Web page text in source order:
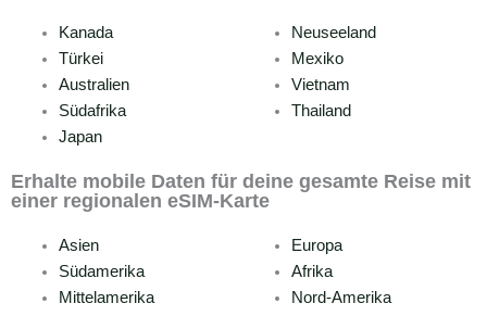
Kanada
Türkei
Australien
Südafrika
Japan
Neuseeland
Mexiko
Vietnam
Thailand
Erhalte mobile Daten für deine gesamte Reise mit
einer regionalen eSIM-Karte
Asien
Südamerika
Mittelamerika
Europa
Afrika
Nord-Amerika